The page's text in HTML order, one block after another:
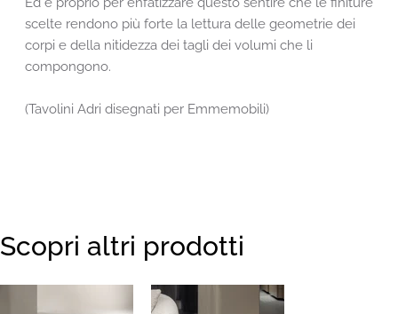
scelte rendono più forte la lettura delle geometrie dei
corpi e della nitidezza dei tagli dei volumi che li
compongono.
(Tavolini Adri disegnati per Emmemobili)
Scopri altri prodotti